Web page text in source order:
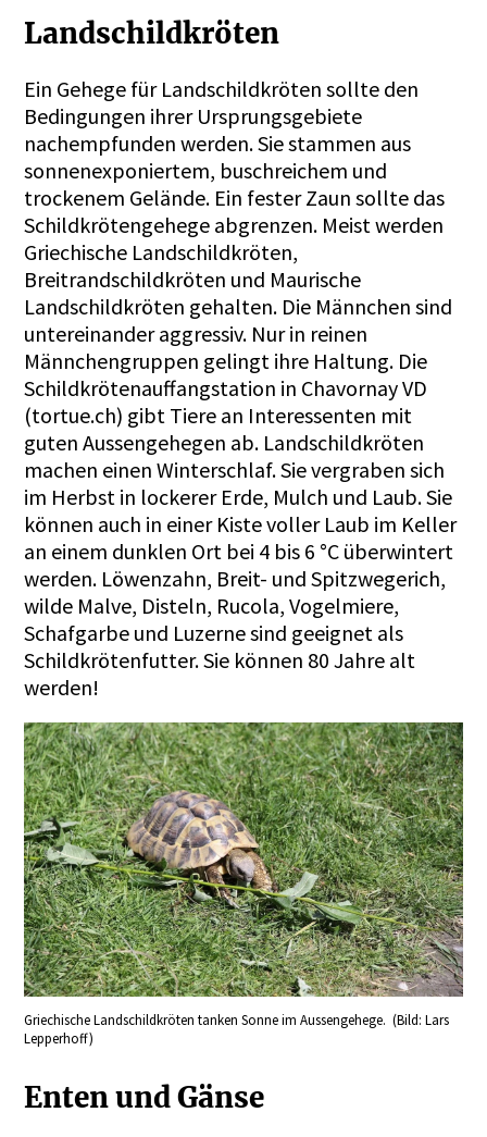
Landschildkröten
Ein Gehege für Landschildkröten sollte den
Bedingungen ihrer Ursprungsgebiete
nachempfunden werden. Sie stammen aus
sonnenexponiertem, buschreichem und
trockenem Gelände. Ein fester Zaun sollte das
Schildkrötengehege abgrenzen. Meist werden
Griechische Landschildkröten,
Breitrandschildkröten und Maurische
Landschildkröten gehalten. Die Männchen sind
untereinander aggressiv. Nur in reinen
Männchengruppen gelingt ihre Haltung. Die
Schildkrötenauffangstation in Chavornay VD
(tortue.ch) gibt Tiere an Interessenten mit
guten Aussengehegen ab. Landschildkröten
machen einen Winterschlaf. Sie vergraben sich
im Herbst in lockerer Erde, Mulch und Laub. Sie
können auch in einer Kiste voller Laub im Keller
an einem dunklen Ort bei 4 bis 6 °C überwintert
werden. Löwenzahn, Breit- und Spitzwegerich,
wilde Malve, Disteln, Rucola, Vogelmiere,
Schafgarbe und Luzerne sind geeignet als
Schildkrötenfutter. Sie können 80 Jahre alt
werden!
Griechische Landschildkröten tanken Sonne im Aussengehege. (Bild: Lars
Lepperhoff)
Enten und Gänse